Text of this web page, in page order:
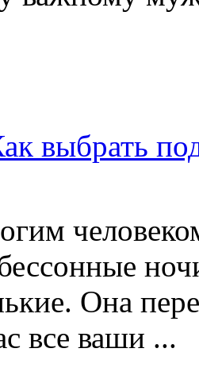
выбрать
Она
все ваши ...